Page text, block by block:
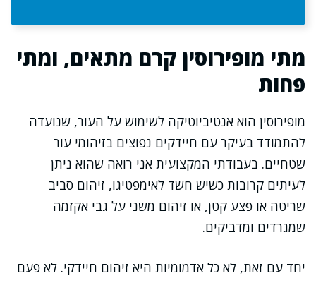
מתי מופירוסין קרם מתאים, ומתי
פחות
מופירוסין הוא אנטיביוטיקה לשימוש על העור, שנועדה
להתמודד בעיקר עם חיידקים נפוצים בזיהומי עור
שטחיים. בעבודתי המקצועית אני רואה שהוא ניתן
לעיתים קרובות כשיש חשד לאימפטיגו, זיהום סביב
שריטה או פצע קטן, או זיהום משני על גבי אקזמה
שמגרדים ומדביקים.
יחד עם זאת, לא כל אדמומיות היא זיהום חיידקי. לא פעם